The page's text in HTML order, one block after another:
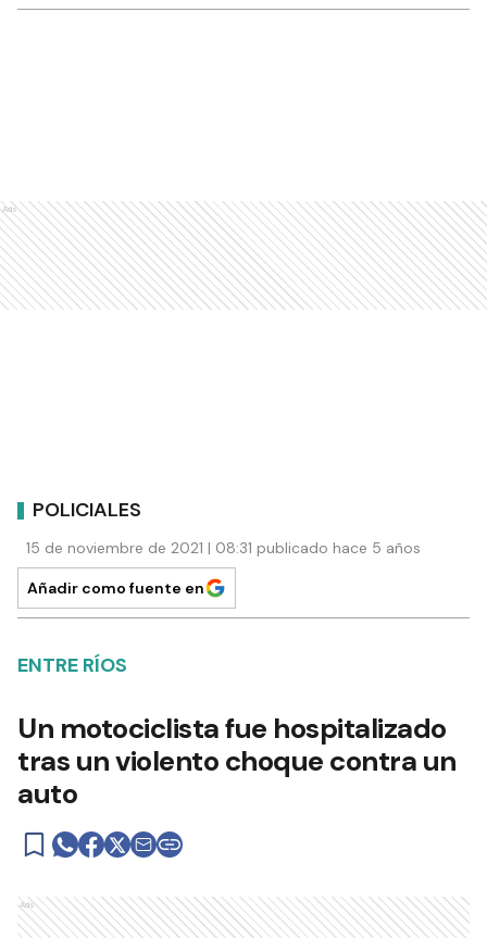
Ads
POLICIALES
15 de noviembre de 2021 | 08:31 publicado hace 5 años
Añadir como fuente en
ENTRE RÍOS
Un motociclista fue hospitalizado
tras un violento choque contra un
auto
Ads